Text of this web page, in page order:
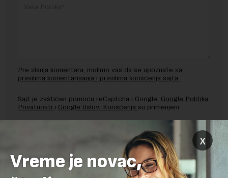
Pre slanja komentara, molimo vas da se upoznate sa
pravilima komentarisanja i pravilima korišćenja sajta.
Sajt je zaštićen pomocu reCaptcha i Google. Google Politika
Privatnosti i Google Uslovi Korišćenja su primenjeni.
x
Vreme je novac,